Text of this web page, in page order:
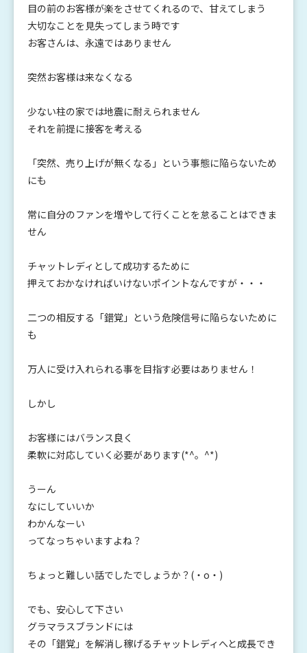
目の前のお客様が楽をさせてくれるので、甘えてしまう
大切なことを見失ってしまう時です
お客さんは、永遠ではありません
突然お客様は来なくなる
少ない柱の家では地震に耐えられません
それを前提に接客を考える
「突然、売り上げが無くなる」という事態に陥らないため
にも
常に自分のファンを増やして行くことを怠ることはできま
せん
チャットレディとして成功するために
押えておかなければいけないポイントなんですが・・・
二つの相反する「錯覚」という危険信号に陥らないために
も
万人に受け入れられる事を目指す必要はありません！
しかし
お客様にはバランス良く
柔軟に対応していく必要があります(*^。^*)
うーん
なにしていいか
わかんなーい
ってなっちゃいますよね？
ちょっと難しい話でしたでしょうか？(・o・)
でも、安心して下さい
グラマラスブランドには
その「錯覚」を解消し稼げるチャットレディへと成長でき